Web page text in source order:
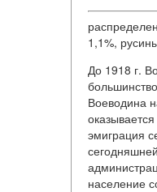
1,1%,
До 1918 г.
Воеводина
эмиграция
население